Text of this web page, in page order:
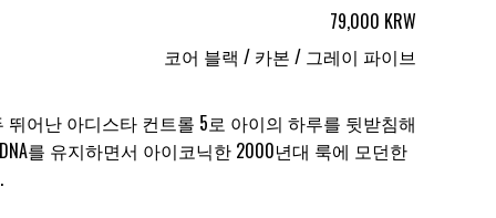
79,000 KRW
코어 블랙 / 카본 / 그레이 파이브
어난 아디스타 컨트롤 5로 아이의 하루를 뒷받침해
를 유지하면서 아이코닉한 2000년대 룩에 모던한